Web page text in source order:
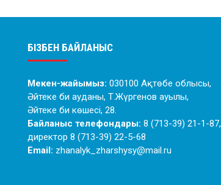
БІЗБЕН БАЙЛАНЫС
Мекен-жайымыз: 030100 Ақтөбе облысы,
Әйтеке би ауданы, Т.Жүргенов ауылы,
Әйтеке би көшесі, 28.
Байланыс телефондары: 8 (713-39) 21-1-87,
директор 8 (713-39) 22-5-68
Email: zhanalyk_zharshysy@mail.ru